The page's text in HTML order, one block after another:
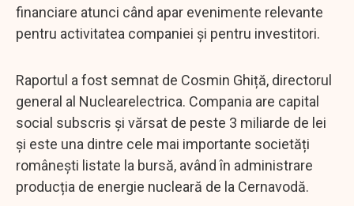
financiare atunci când apar evenimente relevante
pentru activitatea companiei și pentru investitori.
Raportul a fost semnat de Cosmin Ghiță, directorul
general al Nuclearelectrica. Compania are capital
social subscris și vărsat de peste 3 miliarde de lei
și este una dintre cele mai importante societăți
românești listate la bursă, având în administrare
producția de energie nucleară de la Cernavodă.